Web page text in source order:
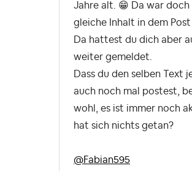
Jahre alt. 😁 Da war
gleiche Inhalt in dem Post
Da hattest du dich aber
weiter gemeldet.
Dass du den selben Text
auch noch mal postest,
wohl, es ist immer noch
hat sich nichts getan?
@Fabian595